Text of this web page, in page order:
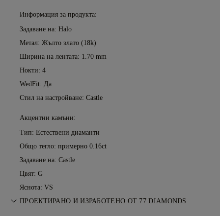
Информация за продукта:
Задаване на: Halo
Метал: Жълто злато (18k)
Ширина на лентата: 1.70 mm
Нокти: 4
WedFit: Да
Стил на настройване: Castle
Акцентни камъни:
Тип: Естествени диаманти
Общо тегло: примерно 0.16ct
Задаване на: Castle
Цвят: G
Яснота: VS
ПРОЕКТИРАНО И ИЗРАБОТЕНО ОТ 77 DIAMONDS